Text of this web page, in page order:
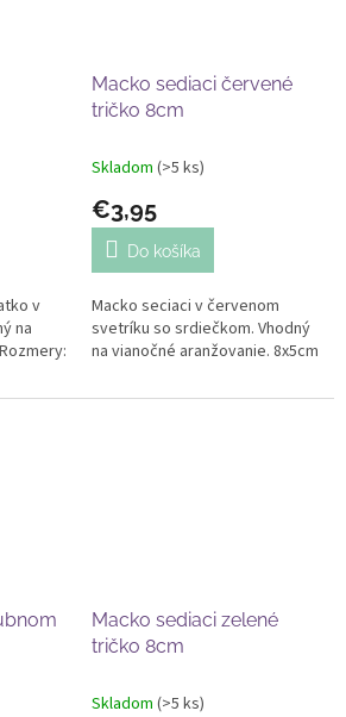
v
na
Macko sediaci červené
tričko 8cm
Skladom (>5 ks)
€3,95
Do košíka
Macko seciaci v červenom
svetríku so srdiečkom. Vhodný
na vianočné aranžovanie. 8x5cm
Macko sediaci zelené
tričko 8cm
Skladom (>5 ks)